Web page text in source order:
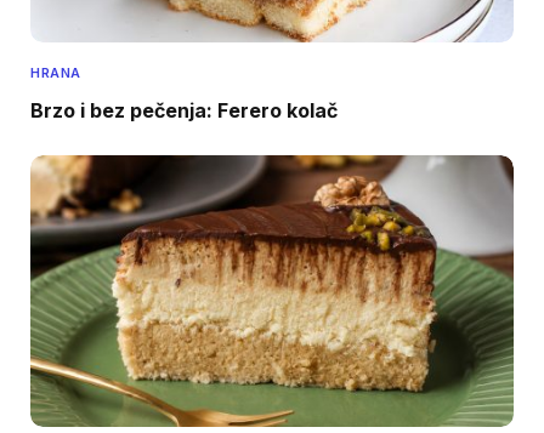
HRANA
Brzo i bez pečenja: Ferero kolač